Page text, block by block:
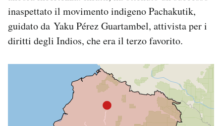
inaspettato il movimento indigeno Pachakutik,
guidato da Yaku Pérez Guartambel, attivista per i
diritti degli Indios, che era il terzo favorito.